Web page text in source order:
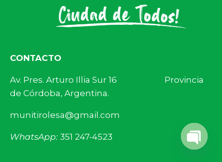
CONTACTO
Av. Pres. Arturo Illia Sur 16 Provincia
de Córdoba, Argentina.
munitirolesa@gmail.com
WhatsApp: 351 247-4523